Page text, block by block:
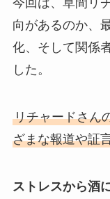
今回は、草間リ
向があるのか、
化、そして関係
した。
リチャードさん
ざまな報道や証
ストレスから酒